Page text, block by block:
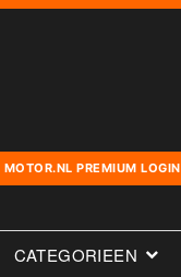
MOTOR.NL PREMIUM LOGIN
CATEGORIEEN